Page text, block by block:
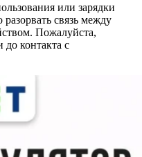
или зарядки
связь между
Пожалуйста,
до контакта с